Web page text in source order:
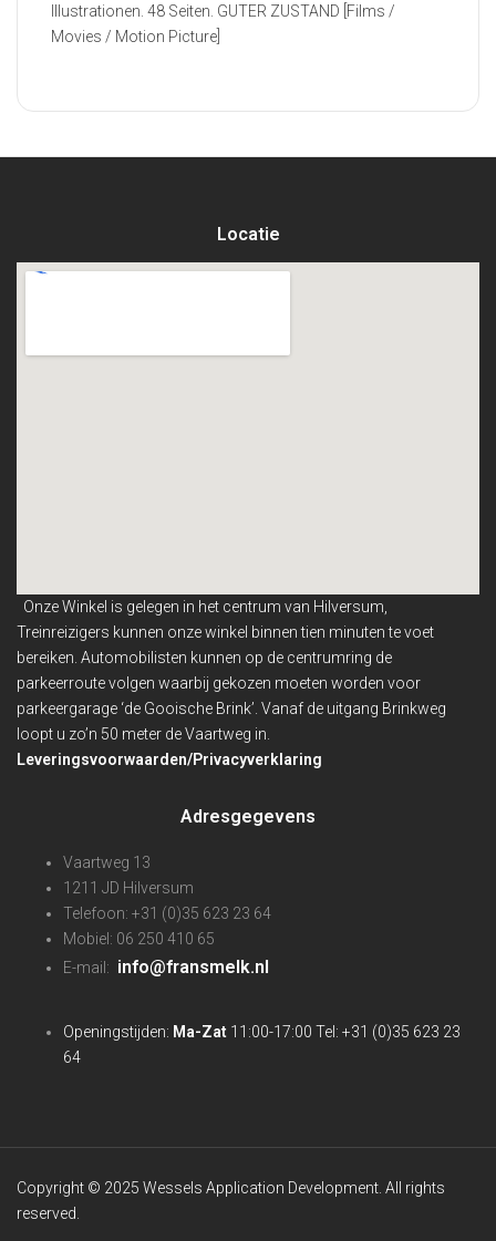
Illustrationen. 48 Seiten. GUTER ZUSTAND [Films /
Movies / Motion Picture]
Locatie
Onze Winkel is gelegen in het centrum van Hilversum,
Treinreizigers kunnen onze winkel binnentien minuten te voet
bereiken. Automobilisten kunnen op de centrumring de
parkeerroute volgen waarbij gekozen moeten worden voor
parkeergarage ‘de Gooische Brink’. Vanaf de uitgang Brinkweg
loopt u zo’n 50 meter de Vaartweg in.
Leveringsvoorwaarden/Privacyverklaring
Adresgegevens
Vaartweg 13
1211 JD Hilversum
Telefoon: +31 (0)35 623 23 64
Mobiel: 06 250 410 65
E-mail: info@fransmelk.nl
Openingstijden: Ma-Zat 11:00-17:00 Tel: +31 (0)35 623 23
64
Copyright © 2025 Wessels Application Development. All rights
reserved.